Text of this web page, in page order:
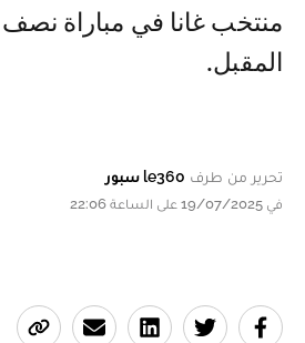
منتخب غانا في مباراة نصف
المقبل.
تحرير من طرف le360 سبور
في 19/07/2025 على الساعة 22:06